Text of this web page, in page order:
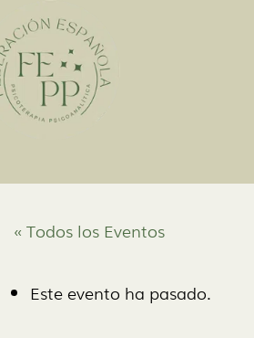
« Todos los Eventos
Este evento ha pasado.